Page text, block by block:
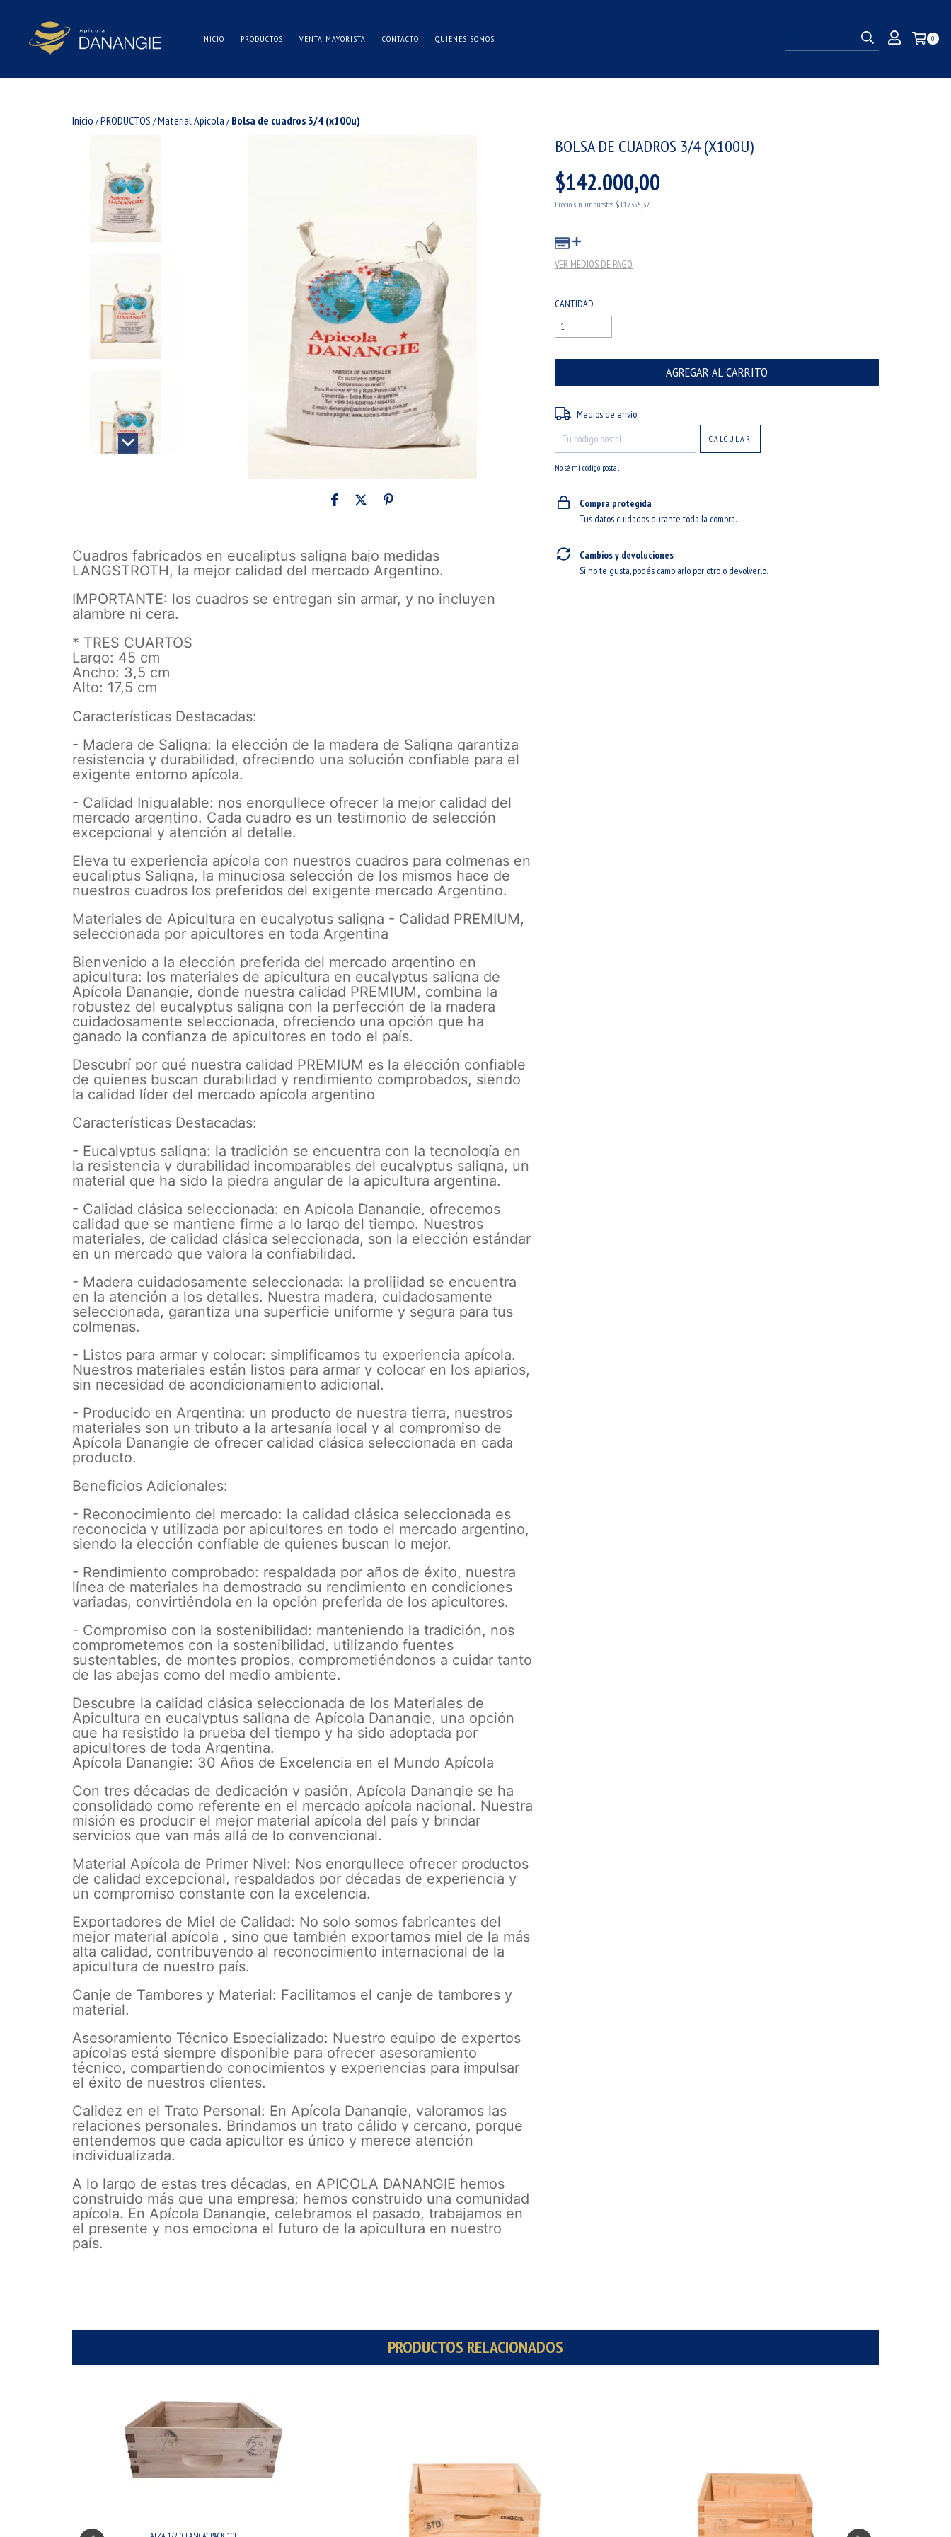
INICIO PRODUCTOS VENTA MAYORISTA CONTACTO QUIENES SOMOS 0
Inicio /PRODUCTOS /Material Apicola / Bolsa de cuadros 3/4 (x100u)
Cuadros fabricados en eucaliptus saligna bajo medidas
LANGSTROTH, la mejor calidad del mercado Argentino.
IMPORTANTE: los cuadros se entregan sin armar, y no incluyen
alambre ni cera.
* TRES CUARTOS
Largo: 45 cm
Ancho: 3,5 cm
Alto: 17,5 cm
Características Destacadas:
- Madera de Saligna: la elección de la madera de Saligna garantiza
resistencia y durabilidad, ofreciendo una solución confiable para el
exigente entorno apícola.
- Calidad Inigualable: nos enorgullece ofrecer la mejor calidad del
mercado argentino. Cada cuadro es un testimonio de selección
excepcional y atención al detalle.
Eleva tu experiencia apícola con nuestros cuadros para colmenas en
eucaliptus Saligna, la minuciosa selección de los mismos hace de
nuestros cuadros los preferidos del exigente mercado Argentino.
Materiales de Apicultura en eucalyptus saligna - Calidad PREMIUM,
seleccionada por apicultores en toda Argentina
Bienvenido a la elección preferida del mercado argentino en
apicultura: los materiales de apicultura en eucalyptus saligna de
Apícola Danangie, donde nuestra calidad PREMIUM, combina la
robustez del eucalyptus saligna con la perfección de la madera
cuidadosamente seleccionada, ofreciendo una opción que ha
ganado la confianza de apicultores en todo el país.
Descubrí por qué nuestra calidad PREMIUM es la elección confiable
de quienes buscan durabilidad y rendimiento comprobados, siendo
la calidad líder del mercado apícola argentino
Características Destacadas:
- Eucalyptus saligna: la tradición se encuentra con la tecnología en
la resistencia y durabilidad incomparables del eucalyptus saligna, un
material que ha sido la piedra angular de la apicultura argentina.
- Calidad clásica seleccionada: en Apícola Danangie, ofrecemos
calidad que se mantiene firme a lo largo del tiempo. Nuestros
materiales, de calidad clásica seleccionada, son la elección estándar
en un mercado que valora la confiabilidad.
- Madera cuidadosamente seleccionada: la prolijidad se encuentra
en la atención a los detalles. Nuestra madera, cuidadosamente
seleccionada, garantiza una superficie uniforme y segura para tus
colmenas.
- Listos para armar y colocar: simplificamos tu experiencia apícola.
Nuestros materiales están listos para armar y colocar en los apiarios,
sin necesidad de acondicionamiento adicional.
- Producido en Argentina: un producto de nuestra tierra, nuestros
materiales son un tributo a la artesanía local y al compromiso de
Apícola Danangie de ofrecer calidad clásica seleccionada en cada
producto.
Beneficios Adicionales:
- Reconocimiento del mercado: la calidad clásica seleccionada es
reconocida y utilizada por apicultores en todo el mercado argentino,
siendo la elección confiable de quienes buscan lo mejor.
- Rendimiento comprobado: respaldada por años de éxito, nuestra
línea de materiales ha demostrado su rendimiento en condiciones
variadas, convirtiéndola en la opción preferida de los apicultores.
- Compromiso con la sostenibilidad: manteniendo la tradición, nos
comprometemos con la sostenibilidad, utilizando fuentes
sustentables, de montes propios, comprometiéndonos a cuidar tanto
de las abejas como del medio ambiente.
Descubre la calidad clásica seleccionada de los Materiales de
Apicultura en eucalyptus saligna de Apícola Danangie, una opción
que ha resistido la prueba del tiempo y ha sido adoptada por
apicultores de toda Argentina.
Apícola Danangie: 30 Años de Excelencia en el Mundo Apícola
Con tres décadas de dedicación y pasión, Apícola Danangie se ha
consolidado como referente en el mercado apícola nacional. Nuestra
misión es producir el mejor material apícola del país y brindar
servicios que van más allá de lo convencional.
Material Apícola de Primer Nivel: Nos enorgullece ofrecer productos
de calidad excepcional, respaldados por décadas de experiencia y
un compromiso constante con la excelencia.
Exportadores de Miel de Calidad: No solo somos fabricantes del
mejor material apícola , sino que también exportamos miel de la más
alta calidad, contribuyendo al reconocimiento internacional de la
apicultura de nuestro país.
Canje de Tambores y Material: Facilitamos el canje de tambores y
material.
Asesoramiento Técnico Especializado: Nuestro equipo de expertos
apícolas está siempre disponible para ofrecer asesoramiento
técnico, compartiendo conocimientos y experiencias para impulsar
el éxito de nuestros clientes.
Calidez en el Trato Personal: En Apícola Danangie, valoramos las
relaciones personales. Brindamos un trato cálido y cercano, porque
entendemos que cada apicultor es único y merece atención
individualizada.
A lo largo de estas tres décadas, en APICOLA DANANGIE hemos
construido más que una empresa; hemos construido una comunidad
apícola. En Apícola Danangie, celebramos el pasado, trabajamos en
el presente y nos emociona el futuro de la apicultura en nuestro
país.
BOLSA DE CUADROS 3/4 (X100U)
$142.000,00
Precio sin impuestos $117.355,37
VER MEDIOS DE PAGO
CANTIDAD
Entregas para el CP:
Medios de envío
CALCULAR
No sé mi código postal
Compra protegida
Tus datos cuidados durante toda la compra.
Cambios y devoluciones
Si no te gusta, podés cambiarlo por otro o devolverlo.
PRODUCTOS RELACIONADOS